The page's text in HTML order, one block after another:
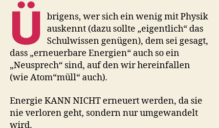
Ü
brigens, wer sich ein wenig mit Physik
auskennt (dazu sollte „eigentlich“ das
Schulwissen genügen), dem sei gesagt,
dass „erneuerbare Energien“ auch so ein
„Neusprech“ sind, auf den wir hereinfallen
(wie Atom“müll“ auch).
Energie KANN NICHT erneuert werden, da sie
nie verloren geht, sondern nur umgewandelt
wird.